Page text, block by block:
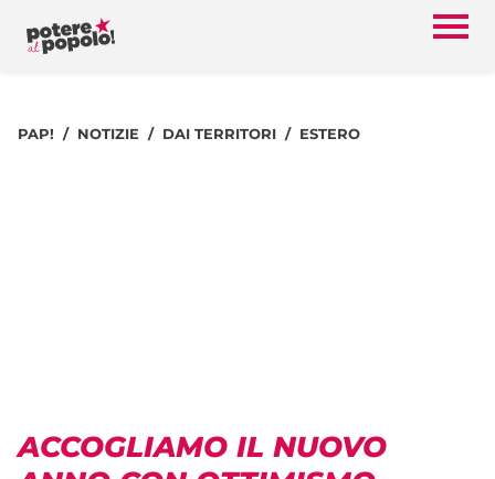
PAP! NOTIZIE DAI TERRITORI ESTERO
ACCOGLIAMO IL NUOVO